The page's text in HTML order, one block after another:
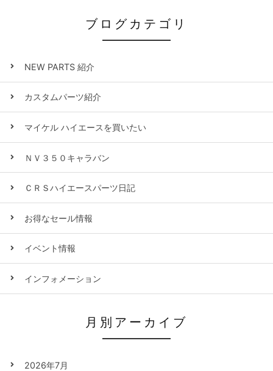
ブログカテゴリ
NEW PARTS 紹介
カスタムパーツ紹介
マイケル ハイエースを買いたい
ＮＶ３５０キャラバン
ＣＲＳハイエースパーツ日記
お得なセール情報
イベント情報
インフォメーション
月別アーカイブ
2026年7月